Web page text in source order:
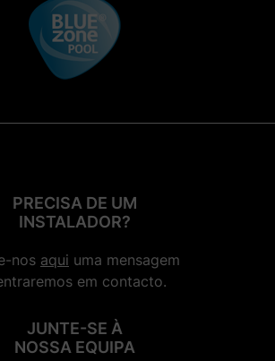
PRECISA DE UM
INSTALADOR?
nos aqui uma mensagem
em contacto.
JUNTE-SE À
NOSSA EQUIPA